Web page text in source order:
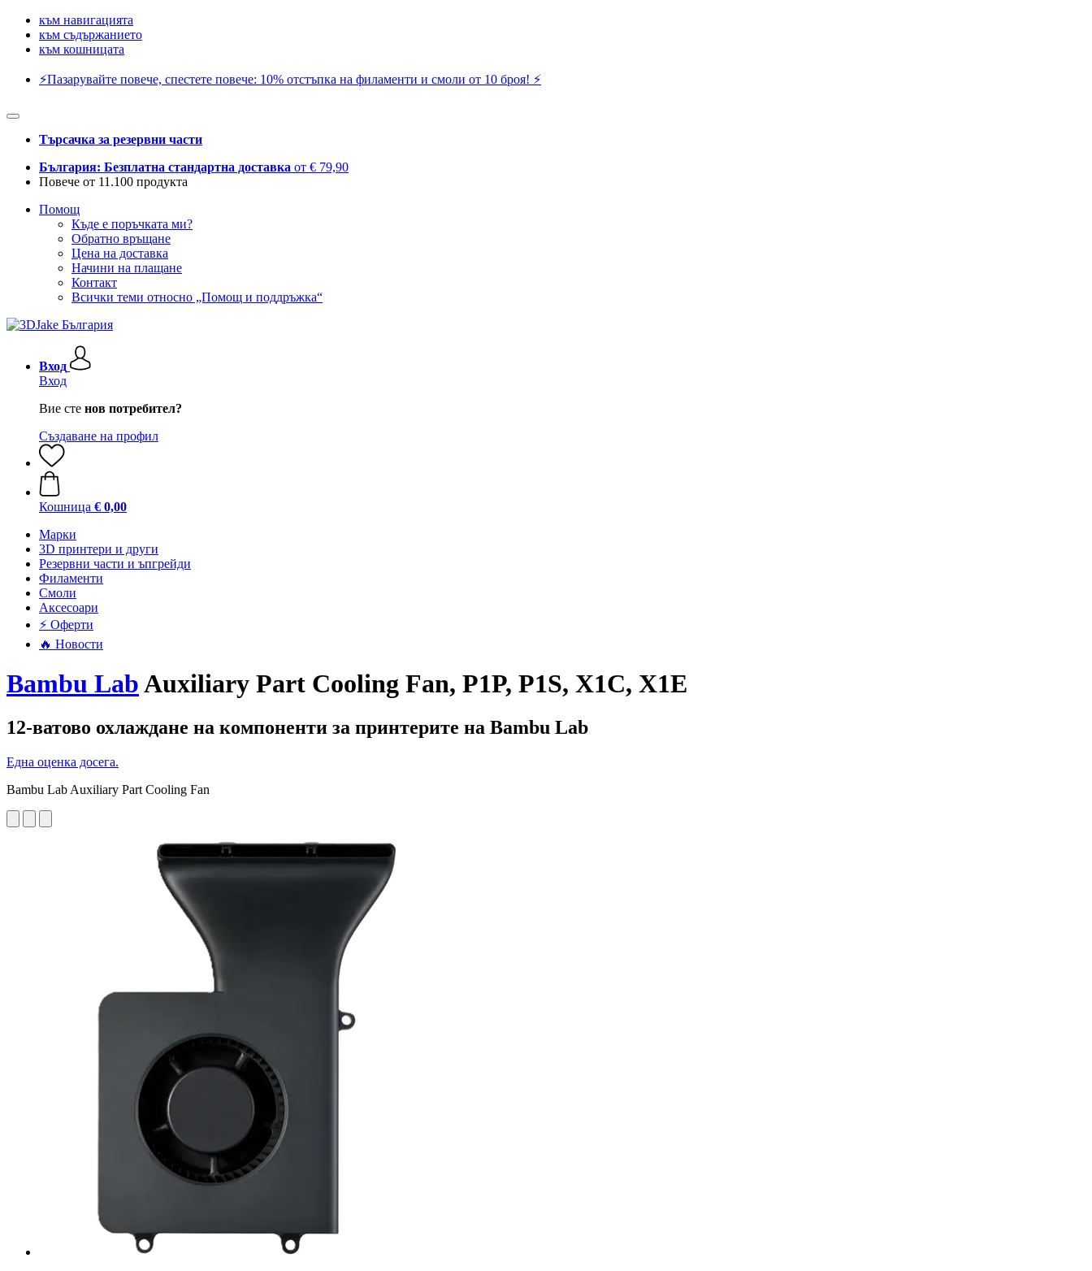
към навигацията
към съдържанието
към кошницата
⚡️Пазарувайте повече, спестете повече: 10% отстъпка на филаменти и смоли от 10 броя! ⚡️
Търсачка за резервни части
България: Безплатна стандартна доставка от € 79,90
Повече от 11.100 продукта
Помощ
Къде е поръчката ми?
Обратно връщане
Цена на доставка
Начини на плащане
Контакт
Всички теми относно „Помощ и поддръжка“
Вход
Вход
Вие сте нов потребител?
Създаване на профил
Кошница € 0,00
Mарки
3D принтери и други
Резервни части и ъпгрейди
Филаменти
Смоли
Аксесоари
⚡ Оферти
🔥 Новости
Bambu LabAuxiliary Part Cooling Fan, P1P, P1S, X1C, X1E
12-ватово охлаждане на компоненти за принтерите на Bambu Lab
Една оценка досега.
Bambu Lab Auxiliary Part Cooling Fan